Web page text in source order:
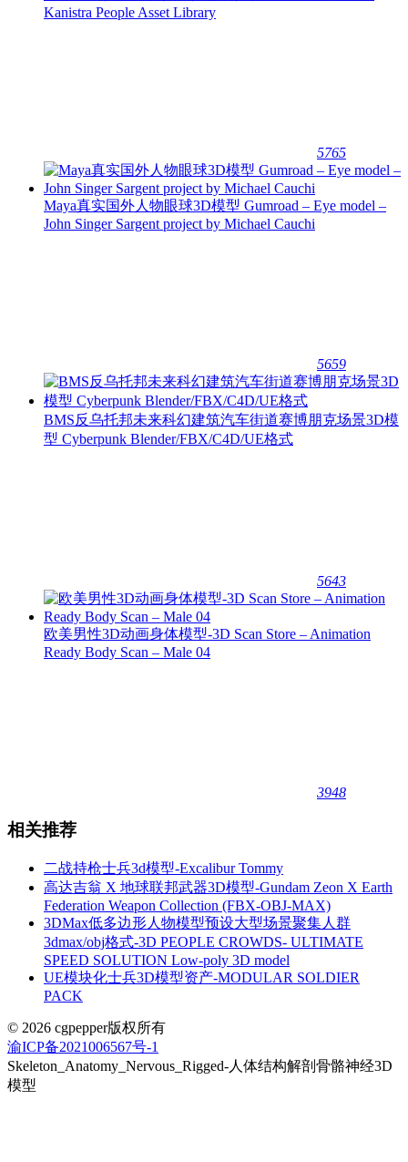
Kanistra People Asset Library
5765
Maya真实国外人物眼球3D模型 Gumroad – Eye model –
John Singer Sargent project by Michael Cauchi
5659
BMS反乌托邦未来科幻建筑汽车街道赛博朋克场景3D模
型 Cyberpunk Blender/FBX/C4D/UE格式
5643
欧美男性3D动画身体模型-3D Scan Store – Animation
Ready Body Scan – Male 04
3948
相关推荐
二战持枪士兵3d模型-Excalibur Tommy
高达吉翁 X 地球联邦武器3D模型-Gundam Zeon X Earth
Federation Weapon Collection (FBX-OBJ-MAX)
3DMax低多边形人物模型预设大型场景聚集人群
3dmax/obj格式-3D PEOPLE CROWDS- ULTIMATE
SPEED SOLUTION Low-poly 3D model
UE模块化士兵3D模型资产-MODULAR SOLDIER
PACK
© 2026 cgpepper版权所有
渝ICP备2021006567号-1
Skeleton_Anatomy_Nervous_Rigged-人体结构解剖骨骼神经3D
模型